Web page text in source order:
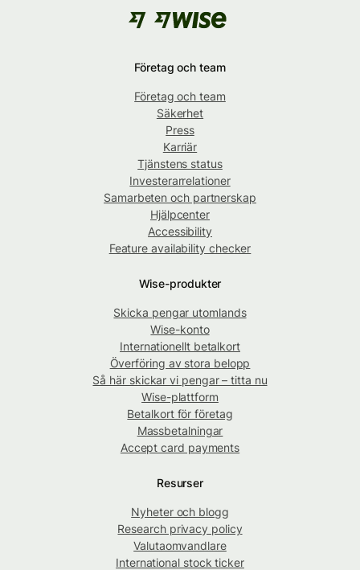
Företag och team
Företag och team
Säkerhet
Press
Karriär
Tjänstens status
Investerarrelationer
Samarbeten och partnerskap
Hjälpcenter
Accessibility
Feature availability checker
Wise-produkter
Skicka pengar utomlands
Wise-konto
Internationellt betalkort
Överföring av stora belopp
Så här skickar vi pengar – titta nu
Wise-plattform
Betalkort för företag
Massbetalningar
Accept card payments
Resurser
Nyheter och blogg
Research privacy policy
Valutaomvandlare
International stock ticker